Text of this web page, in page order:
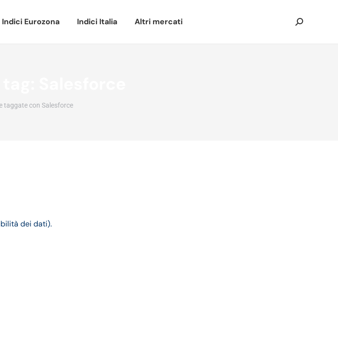
Indici Eurozona Indici Italia Altri mercati Cerca:
taggate con Salesforce
dei dati).